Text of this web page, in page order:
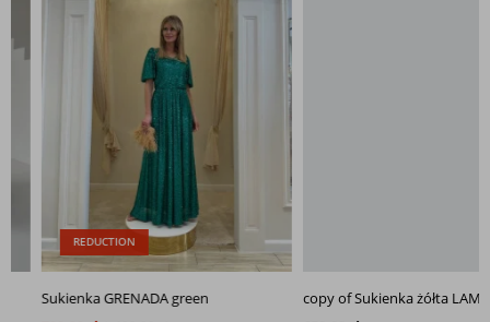
REDUCTION
Sukienka GRENADA green
copy of Sukienka żółta LAMA